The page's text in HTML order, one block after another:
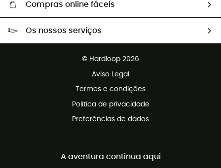
Compras online fáceis
Devoluções gratuitas em 100 dias
Os nossos serviços
© Hardloop 2026
Aviso Legal
Termos e condições
Politica de privacidade
Preferências de dados
A aventura continua aqui